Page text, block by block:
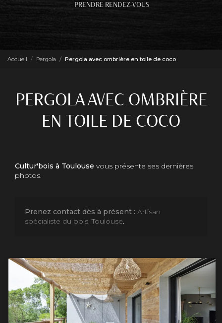
PRENDRE RENDEZ-VOUS
Accueil Pergola Pergola avec ombrière en toile de coco
PERGOLA AVEC OMBRIÈRE
EN TOILE DE COCO
Cultur'bois à Toulouse vous présente ses dernières
photos.
Prenez contact dès à présent : Artisan
spécialiste du bois, Toulouse